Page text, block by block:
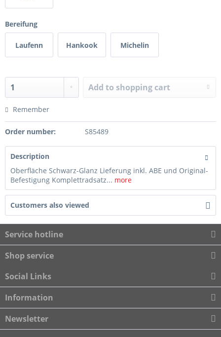
Bereifung
Laufenn Hankook Michelin
Add to shopping cart
Remember
Order number: S85489
Description
Oberfläche Schwarz-Glanz Lieferung inkl. ABE und Original-
Befestigung Komplettradsatz... more
Customers also viewed
Service hotline
Shop service
Social Links
Information
Newsletter